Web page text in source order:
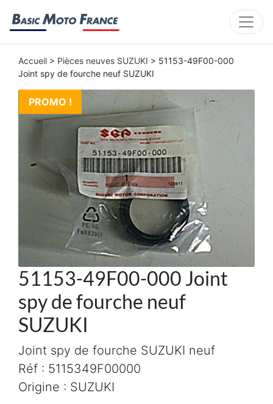
Accueil > Pièces neuves SUZUKI > 51153-49F00-000
Joint spy de fourche neuf SUZUKI
PROMO !
51153-49F00-000 Joint
spy de fourche neuf
SUZUKI
Joint spy de fourche SUZUKI neuf
Réf : 5115349F00000
Origine : SUZUKI